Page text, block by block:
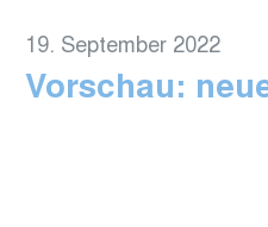
19. September 2022
Vorschau: